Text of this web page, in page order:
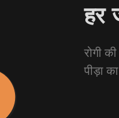
हर
रोगी
पीड़ा